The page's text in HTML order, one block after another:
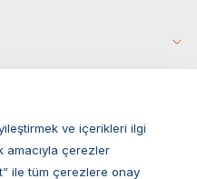
ve içerikleri ilgi
amacıyla çerezler
ile tüm çerezlere onay